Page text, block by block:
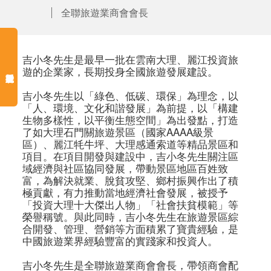
全聯旅遊業商會會長
吉小冬先生是最早一批在雲南大理、麗江投資旅
遊的企業家，長期投身全國旅遊發展建設。
吉小冬先生以「綠色、低碳、環保」為理念，以
「人、環境、文化和諧發展」為前提，以「構建
生物多樣性，以平衡生態空間」為出發點，打造
了如大理石門關旅遊景區（國家AAAA級景
區）、麗江牦牛坪、大理感通索道等精品景區和
項目。在項目開發與建設中，吉小冬先生關注區
域經濟與社區協同發展，帶動景區地區百姓致
富，為解決就業、脫貧攻堅、鄉村振興作出了積
極貢獻，有力推動當地經濟社會發展，被授予
「投資大理十大傑出人物」「社會扶貧模範」等
榮譽稱號。與此同時，吉小冬先生在旅遊景區綜
合開發、管理、營銷等方面積累了寶貴經驗，是
中國旅遊業界經驗豐富的實踐家和投資人。
吉小冬先生是全聯旅遊業商會會長，帶領商會配